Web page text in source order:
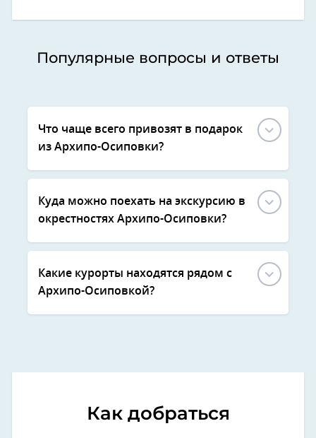
Популярные вопросы и ответы
Что чаще всего привозят в подарок
из Архипо-Осиповки?
Куда можно поехать на экскурсию в
окрестностях Архипо-Осиповки?
Какие курорты находятся рядом с
Архипо-Осиповкой?
Как добраться